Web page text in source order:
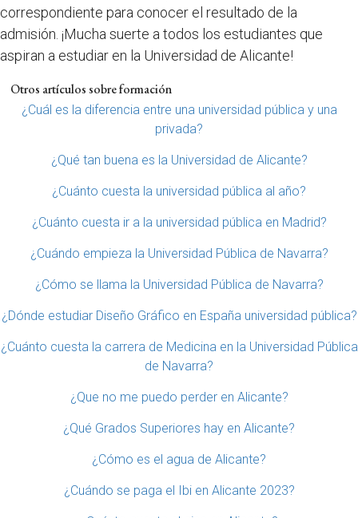
correspondiente para conocer el resultado de la
admisión. ¡Mucha suerte a todos los estudiantes que
aspiran a estudiar en la Universidad de Alicante!
Otros artículos sobre formación
¿Cuál es la diferencia entre una universidad pública y una
privada?
¿Qué tan buena es la Universidad de Alicante?
¿Cuánto cuesta la universidad pública al año?
¿Cuánto cuesta ir a la universidad pública en Madrid?
¿Cuándo empieza la Universidad Pública de Navarra?
¿Cómo se llama la Universidad Pública de Navarra?
¿Dónde estudiar Diseño Gráfico en España universidad pública?
¿Cuánto cuesta la carrera de Medicina en la Universidad Pública
de Navarra?
¿Que no me puedo perder en Alicante?
¿Qué Grados Superiores hay en Alicante?
¿Cómo es el agua de Alicante?
¿Cuándo se paga el Ibi en Alicante 2023?